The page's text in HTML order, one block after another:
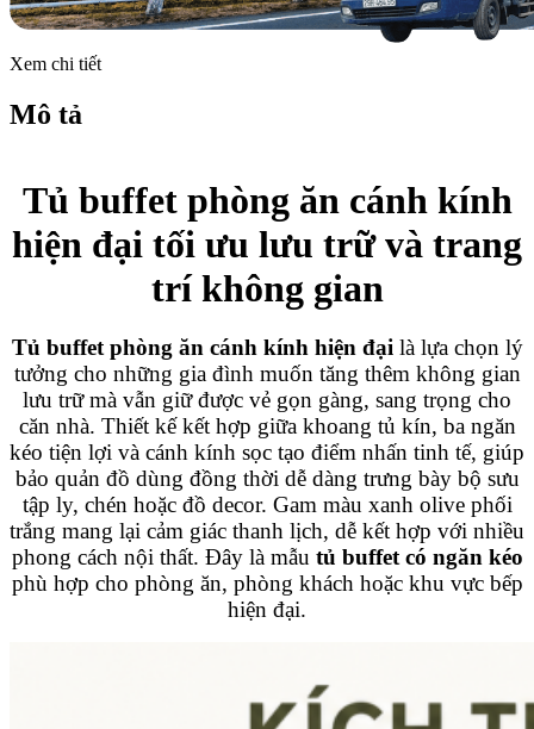
Xem chi tiết
Mô tả
Tủ buffet phòng ăn cánh kính
hiện đại tối ưu lưu trữ và trang
trí không gian
Tủ buffet phòng ăn cánh kính hiện đại là lựa chọn lý
tưởng cho những gia đình muốn tăng thêm không gian
lưu trữ mà vẫn giữ được vẻ gọn gàng, sang trọng cho
căn nhà. Thiết kế kết hợp giữa khoang tủ kín, ba ngăn
kéo tiện lợi và cánh kính sọc tạo điểm nhấn tinh tế, giúp
bảo quản đồ dùng đồng thời dễ dàng trưng bày bộ sưu
tập ly, chén hoặc đồ decor. Gam màu xanh olive phối
trắng mang lại cảm giác thanh lịch, dễ kết hợp với nhiều
phong cách nội thất. Đây là mẫu tủ buffet có ngăn kéo
phù hợp cho phòng ăn, phòng khách hoặc khu vực bếp
hiện đại.